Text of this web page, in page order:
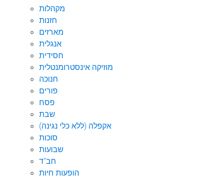
מקהלות
חזנות
מארזים
אנגלית
חסידית
מוזיקה אינסטרומנטלית
חנוכה
פורים
פסח
שבת
אקפלה (ללא כלי נגינה)
סוכות
שבועות
חב"ד
הופעות חיות